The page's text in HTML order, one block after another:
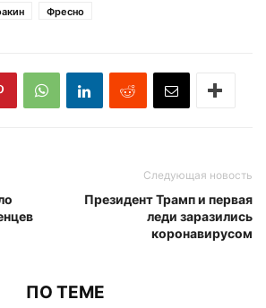
Фресно
Следующая новость
Президент Трамп и первая
леди заразились
коронавирусом
ПО ТЕМЕ